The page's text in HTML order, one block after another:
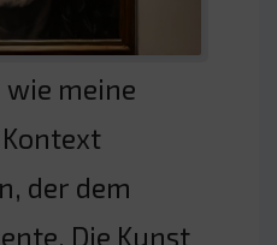
meine
der dem
Die Kunst